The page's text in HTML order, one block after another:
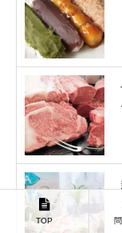
TOP